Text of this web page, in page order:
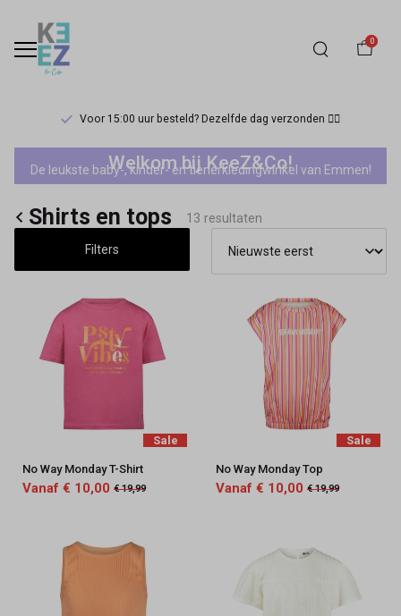
0
Voor 15:00 uur besteld? Dezelfde dag verzonden 🏃‍♀️
No
Way
Monday
meisjes
shirts
tops
Keez&Co
Welkom bij KeeZ&Co!
De leukste baby-, kinder- en tienerkledingwinkel van Emmen!
Shirts en tops 13 resultaten
Filters
Sale
No Way Monday T-Shirt
Vanaf € 10,00 € 19,99
Sale
No Way Monday Top
Vanaf € 10,00 € 19,99